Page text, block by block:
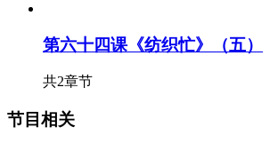
第六十四课《纺织忙》（五）
共2章节
节目相关